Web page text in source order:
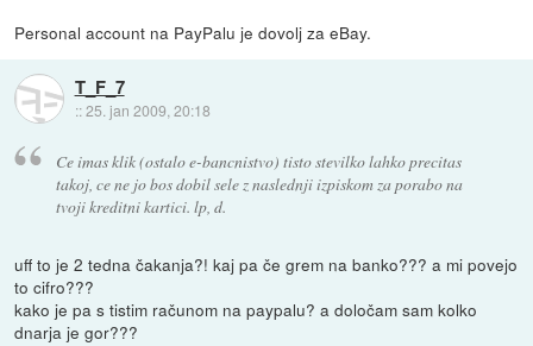
Personal account na PayPalu je dovolj za eBay.
T_F_7
::25. jan 2009, 20:18
Ce imas klik (ostalo e-bancnistvo) tisto stevilko lahko precitas
takoj, ce ne jo bos dobil sele z naslednji izpiskom za porabo na
tvoji kreditni kartici. lp, d.
uff to je 2 tedna čakanja?! kaj pa če grem na banko??? a mi povejo
to cifro???
kako je pa s tistim računom na paypalu? a določam sam kolko
dnarja je gor???